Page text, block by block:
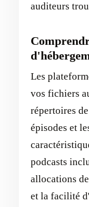
auditeurs
Les
vos fichiers
répertoires
épisodes et
podcasts
allocations
et la facilité